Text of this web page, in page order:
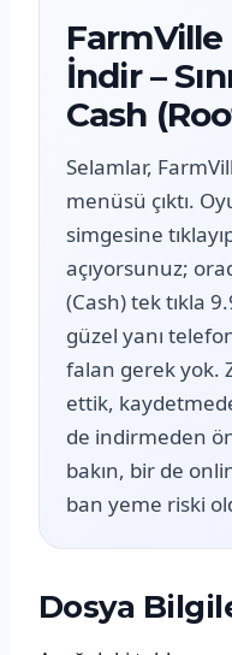
İndir –
Cash
Selamlar,
menüsü çıktı.
simgesine
açıyorsunuz;
(Cash) tek tıkla
güzel yanı
falan gerek yok.
ettik,
de indirmeden
bakın, bir de
ban yeme riski
Dosya